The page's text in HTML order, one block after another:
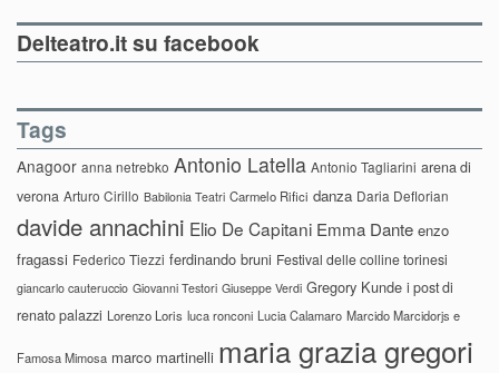
Delteatro.it su facebook
Tags
Anagoor anna netrebko Antonio Latella Antonio Tagliarini arena di
verona Arturo Cirillo Babilonia Teatri Carmelo Rifici danza Daria Deflorian
davide annachini Elio De Capitani Emma Dante enzo
fragassi Federico Tiezzi ferdinando bruni Festival delle colline torinesi
giancarlo cauteruccio Giovanni Testori Giuseppe Verdi Gregory Kunde i post di
renato palazzi Lorenzo Loris luca ronconi Lucia Calamaro Marcido Marcidorjs e
Famosa Mimosa marco martinelli maria grazia gregori